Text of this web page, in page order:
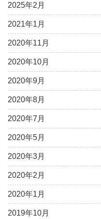
2025年2月
2021年1月
2020年11月
2020年10月
2020年9月
2020年8月
2020年7月
2020年5月
2020年3月
2020年2月
2020年1月
2019年10月